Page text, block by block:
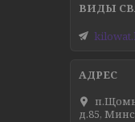
д.85,